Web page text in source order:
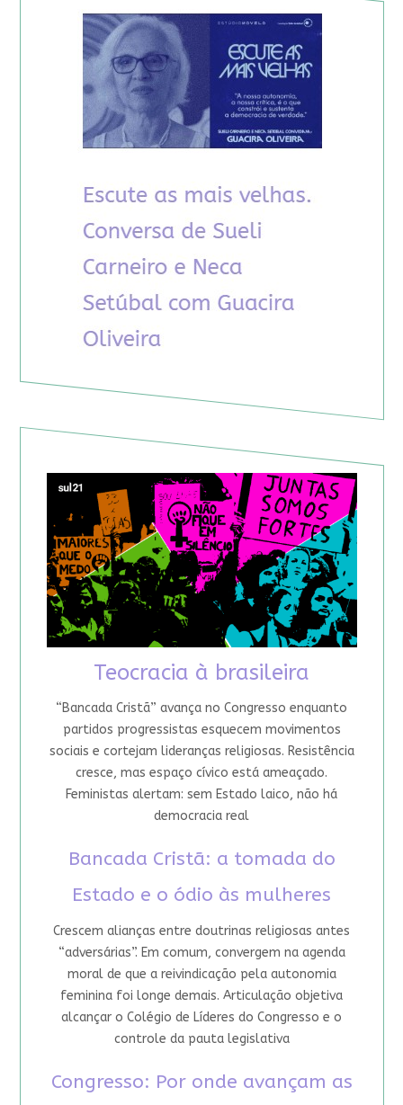
Teocracia à brasileira
“Bancada Cristã” avança no Congresso enquanto
partidos progressistas esquecem movimentos
sociais e cortejam lideranças religiosas. Resistência
cresce, mas espaço cívico está ameaçado.
Feministas alertam: sem Estado laico, não há
democracia real
Bancada Cristã: a tomada do
Estado e o ódio às mulheres
Crescem alianças entre doutrinas religiosas antes
“adversárias”. Em comum, convergem na agenda
moral de que a reivindicação pela autonomia
feminina foi longe demais. Articulação objetiva
alcançar o Colégio de Líderes do Congresso e o
controle da pauta legislativa
Congresso: Por onde avançam as